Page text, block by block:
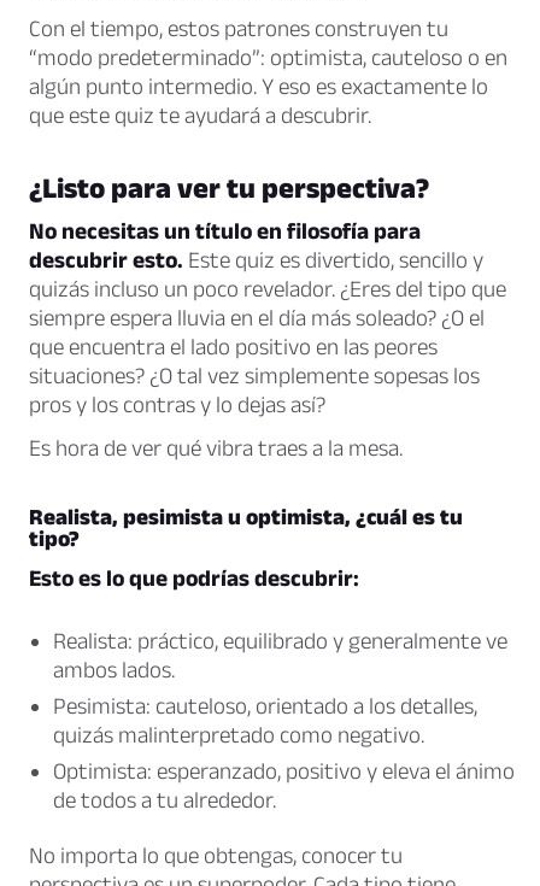
Con el tiempo, estos patrones construyen tu
“modo predeterminado”: optimista, cauteloso o en
algún punto intermedio. Y eso es exactamente lo
que este quiz te ayudará a descubrir.
¿Listo para ver tu perspectiva?
No necesitas un título en filosofía para
descubrir esto. Este quiz es divertido, sencillo y
quizás incluso un poco revelador. ¿Eres del tipo que
siempre espera lluvia en el día más soleado? ¿O el
que encuentra el lado positivo en las peores
situaciones? ¿O tal vez simplemente sopesas los
pros y los contras y lo dejas así?
Es hora de ver qué vibra traes a la mesa.
Realista, pesimista u optimista, ¿cuál es tu
tipo?
Esto es lo que podrías descubrir:
Realista: práctico, equilibrado y generalmente ve
ambos lados.
Pesimista: cauteloso, orientado a los detalles,
quizás malinterpretado como negativo.
Optimista: esperanzado, positivo y eleva el ánimo
de todos a tu alrededor.
No importa lo que obtengas, conocer tu